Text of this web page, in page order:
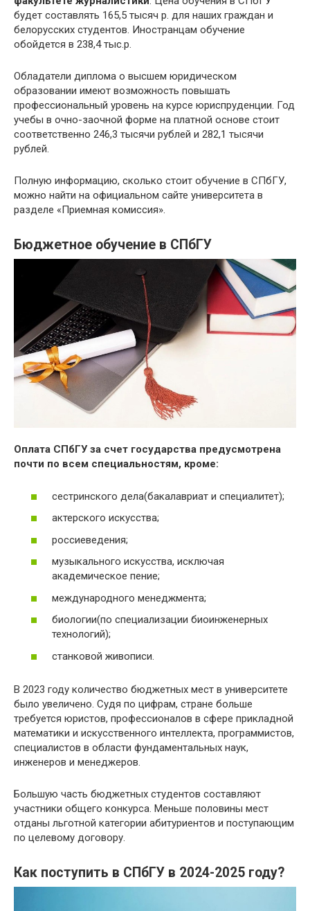
будет составлять 165,5 тысяч р. для наших граждан и
белорусских студентов. Иностранцам обучение
обойдется в 238,4 тыс.р.
Обладатели диплома о высшем юридическом
образовании имеют возможность повышать
профессиональный уровень на курсе юриспруденции. Год
учебы в очно-заочной форме на платной основе стоит
соответственно 246,3 тысячи рублей и 282,1 тысячи
рублей.
Полную информацию, сколько стоит обучение в СПбГУ,
можно найти на официальном сайте университета в
разделе «Приемная комиссия».
Бюджетное обучение в СПбГУ
Оплата СПбГУ за счет государства предусмотрена
почти по всем специальностям, кроме:
сестринского дела(бакалавриат и специалитет);
актерского искусства;
россиеведения;
музыкального искусства, исключая
академическое пение;
международного менеджмента;
биологии(по специализации биоинженерных
технологий);
станковой живописи.
В 2023 году количество бюджетных мест в университете
было увеличено. Судя по цифрам, стране больше
требуется юристов, профессионалов в сфере прикладной
математики и искусственного интеллекта, программистов,
специалистов в области фундаментальных наук,
инженеров и менеджеров.
Большую часть бюджетных студентов составляют
участники общего конкурса. Меньше половины мест
отданы льготной категории абитуриентов и поступающим
по целевому договору.
Как поступить в СПбГУ в 2024-2025 году?